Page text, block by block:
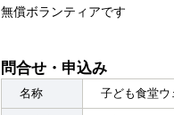
無償ボランティアです
問合せ・申込み
名称 子ども食堂ウ